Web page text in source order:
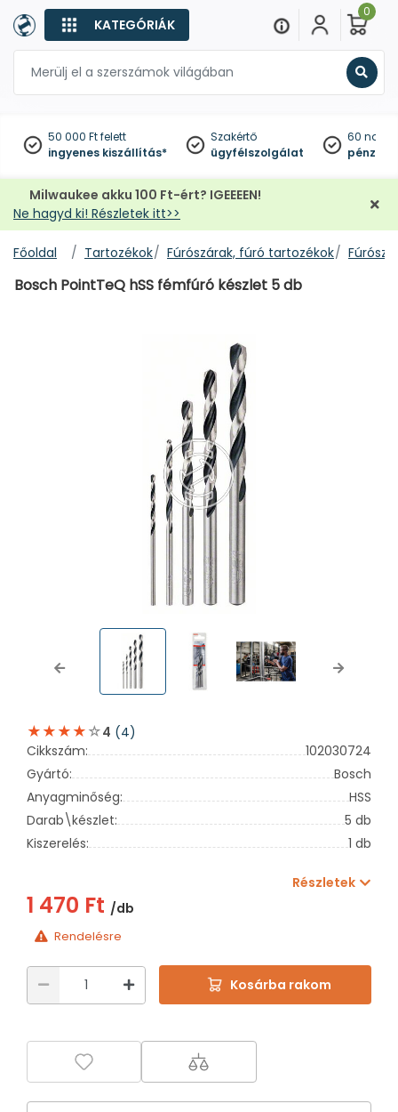
KATEGÓRIÁK
0
50 000 Ft felett
ingyenes kiszállítás*
Szakértő
ügyfélszolgálat
60
Milwaukee akku 100 Ft-ért? IGEEEEN!
Ne hagyd ki! Részletek itt>>
Főoldal Tartozékok Fúrószárak, fúró tartozékok
Bosch PointTeQ hSS fémfúró készlet 5 db
Previous Next
4 (4)
Cikkszám:
102030724
Gyártó:
Bosch
Anyagminőség:
HSS
Darab\készlet:
5 db
Kiszerelés:
1 db
Részletek
1 470 Ft /db
Rendelésre
Kosárba rakom